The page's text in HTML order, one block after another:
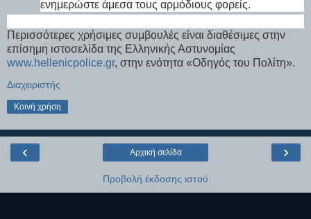
ενημερώστε άμεσα τους αρμόδιους φορείς.
Περισσότερες χρήσιμες συμβουλές είναι διαθέσιμες στην
επίσημη ιστοσελίδα της Ελληνικής Αστυνομίας
www.hellenicpolice.gr, στην ενότητα «Οδηγός του Πολίτη».
Διαχειριστής
Κοινή χρήση
‹ ›
Αρχική σελίδα
Προβολή έκδοσης ιστού